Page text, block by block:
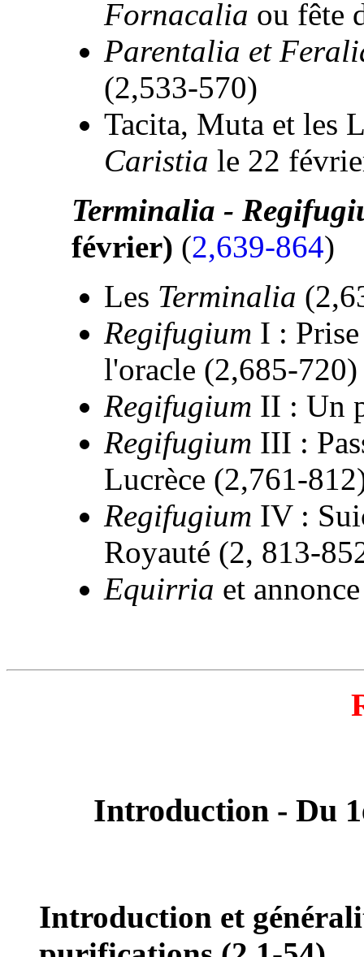
Fornacalia ou fête
Parentalia et
(2,533-570)
Tacita, Muta et les
Caristia le 22
Terminalia -
février) (2,639-864)
Les Terminalia
Regifugium I :
l'oracle (2,685-720)
Regifugium II : Un
Regifugium III :
Lucrèce (2,761-
Regifugium IV :
Royauté (2, 813-
Equirria et
Introduction - Du
Introduction et